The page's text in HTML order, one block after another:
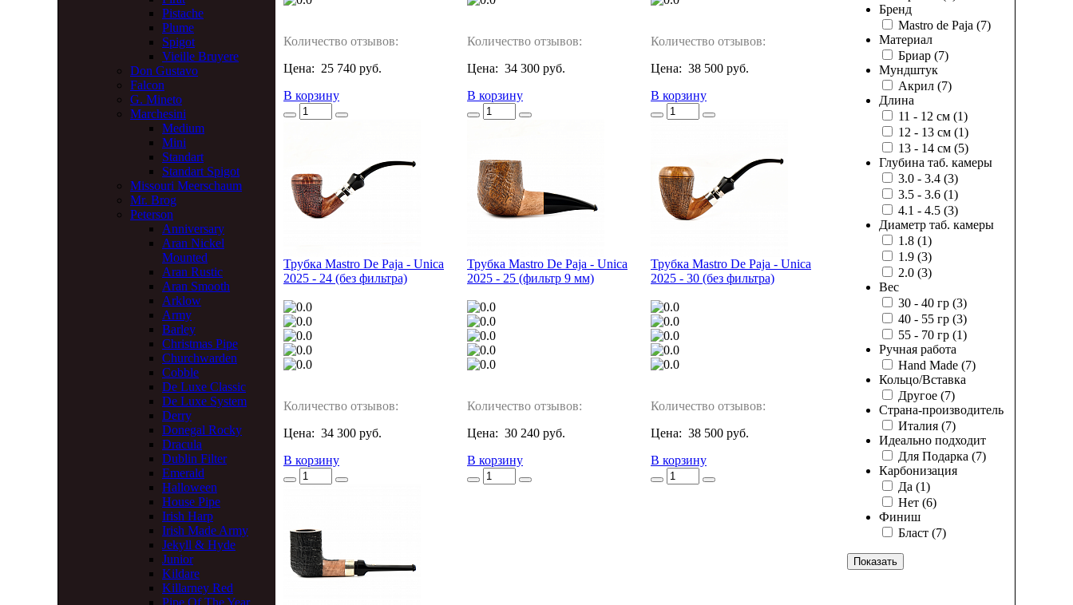
Pistache
Plume
Spigot
Vieille Bruyere
Don Gustavo
Falcon
G. Mineto
Marchesini
Medium
Mini
Standart
Standart Spigot
Missouri Meerschaum
Mr. Brog
Peterson
Anniversary
Aran Nickel
Mounted
Aran Rustic
Aran Smooth
Arklow
Army
Barley
Christmas Pipe
Churchwarden
Cobble
De Luxe Classic
De Luxe System
Derry
Donegal Rocky
Dracula
Dublin Filter
Emerald
Halloween
House Pipe
Irish Harp
Irish Made Army
Jekyll & Hyde
Junior
Kildare
Killarney Red
Бренд
Mastro de Paja (7)
Материал
Бриар (7)
Мундштук
Акрил (7)
Длина
11 - 12 см (1)
12 - 13 см (1)
13 - 14 см (5)
Глубина таб. камеры
3.0 - 3.4 (3)
3.5 - 3.6 (1)
4.1 - 4.5 (3)
Диаметр таб. камеры
1.8 (1)
1.9 (3)
2.0 (3)
Вес
30 - 40 гр (3)
40 - 55 гр (3)
55 - 70 гр (1)
Ручная работа
Hand Made (7)
Кольцо/Вставка
Другое (7)
Страна-производитель
Италия (7)
Идеально подходит
Для Подарка (7)
Карбонизация
Да (1)
Нет (6)
Финиш
Бласт (7)
Количество отзывов:
Цена: 25 740 руб.
В корзину
Количество отзывов:
Цена: 34 300 руб.
В корзину
Количество отзывов:
Цена: 38 500 руб.
В корзину
Трубка Mastro De Paja - Unica
2025 - 24 (без фильтра)
Количество отзывов:
Цена: 34 300 руб.
В корзину
Трубка Mastro De Paja - Unica
2025 - 25 (фильтр 9 мм)
Количество отзывов:
Цена: 30 240 руб.
В корзину
Трубка Mastro De Paja - Unica
2025 - 30 (без фильтра)
Количество отзывов:
Цена: 38 500 руб.
В корзину